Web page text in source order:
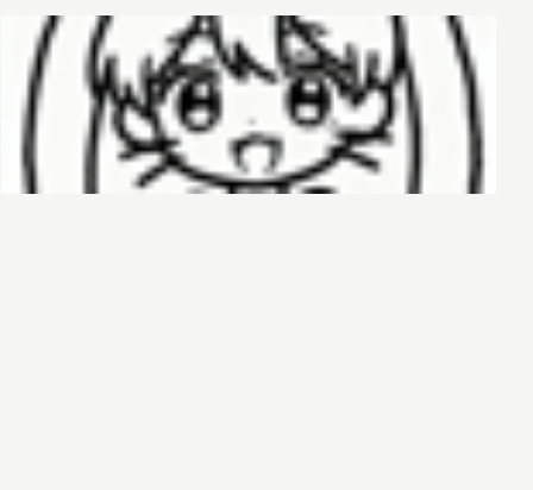
哈基榜
搜索
创建模板